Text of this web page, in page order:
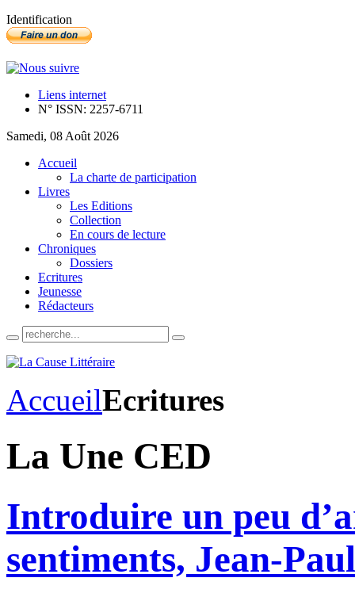
Identification
Liens internet
N° ISSN: 2257-6711
Samedi, 08 Août 2026
Accueil
La charte de participation
Livres
Les Editions
Collection
En cours de lecture
Chroniques
Dossiers
Ecritures
Jeunesse
Rédacteurs
AccueilEcritures
La Une CED
Introduire un peu
sentiments, Jean-